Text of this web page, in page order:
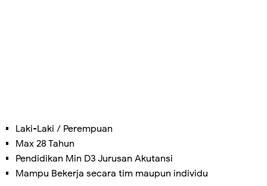
Laki-Laki / Perempuan
Max 28 Tahun
Pendidikan Min D3 Jurusan Akutansi
Mampu Bekerja secara tim maupun individu